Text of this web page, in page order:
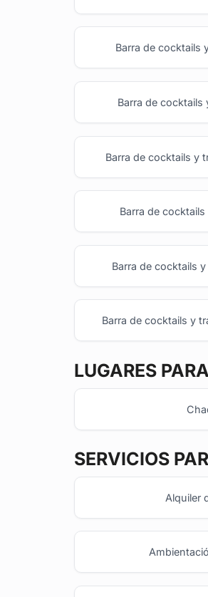
Barra de cocktails
Barra de cocktails
Barra de cocktails y
Barra de
Barra de cocktails
Barra de cocktails y
LUGARES
SERVICIOS
Alquiler